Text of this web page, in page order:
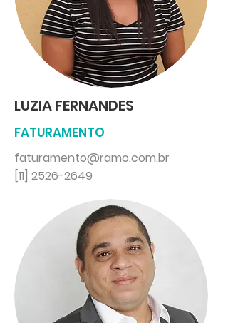
LUZIA FERNANDES
FATURAMENTO
faturamento@ramo.com.br
[11] 2526-2649